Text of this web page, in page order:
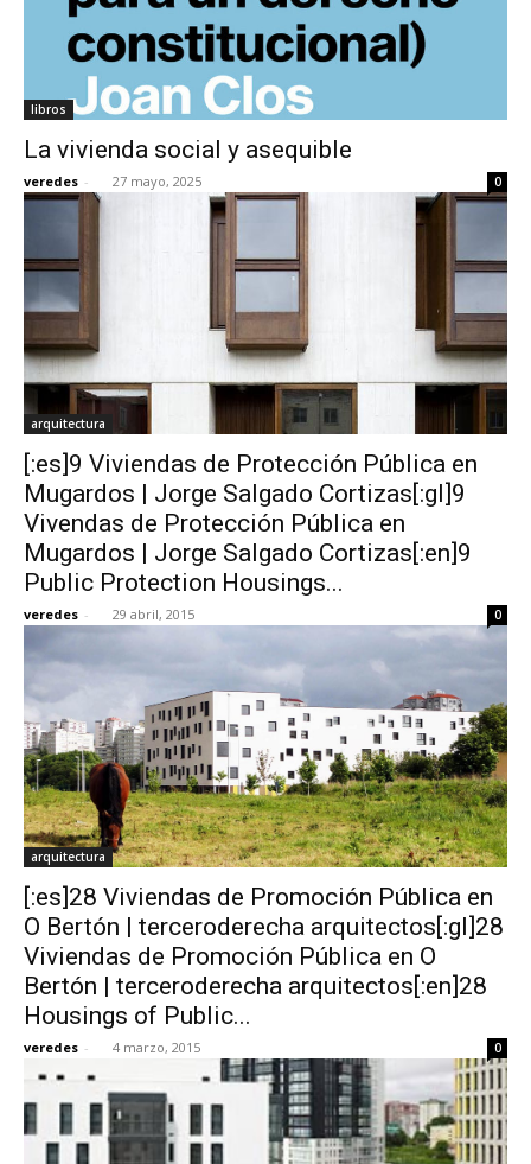
libros
La vivienda social y asequible
veredes - 27 mayo, 2025 0
arquitectura
[:es]9 Viviendas de Protección Pública en
Mugardos | Jorge Salgado Cortizas[:gl]9
Vivendas de Protección Pública en
Mugardos | Jorge Salgado Cortizas[:en]9
Public Protection Housings...
veredes - 29 abril, 2015 0
arquitectura
[:es]28 Viviendas de Promoción Pública en
O Bertón | terceroderecha arquitectos[:gl]28
Viviendas de Promoción Pública en O
Bertón | terceroderecha arquitectos[:en]28
Housings of Public...
veredes - 4 marzo, 2015 0